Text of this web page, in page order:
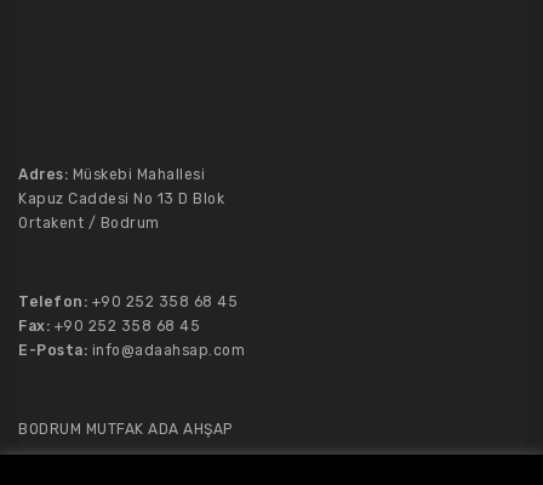
Adres: Müskebi Mahallesi
Kapuz Caddesi No 13 D Blok
Ortakent / Bodrum
Telefon: +90 252 358 68 45
Fax: +90 252 358 68 45
E-Posta: info@adaahsap.com
BODRUM MUTFAK ADA AHŞAP